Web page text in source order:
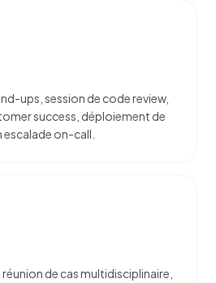
ups, session de code review,
success, déploiement de
on-call.
de cas multidisciplinaire,